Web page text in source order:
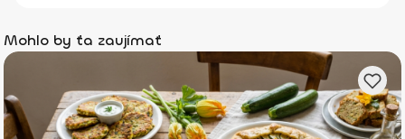
Mohlo by ťa zaujímať